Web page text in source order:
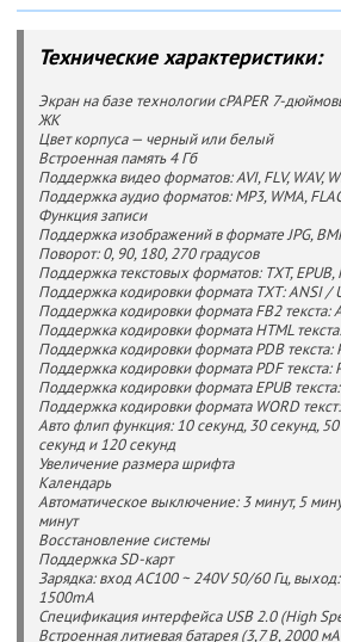
Технические характеристики:
Экран на базе технологии cPAPER 7-
ЖК
Цвет корпуса — черный или белый
Встроенная память 4 Гб
Поддержка видео форматов: AVI, FLV, WAV,
Поддержка аудио форматов: MP3, WMA,
Функция записи
Поддержка изображений в формате JPG,
Поворот: 0, 90, 180, 270 градусов
Поддержка текстовых форматов: TXT, EPUB,
Поддержка кодировки формата TXT: ANSI /
Поддержка кодировки формата FB2 текста:
Поддержка кодировки формата HTML
Поддержка кодировки формата PDB текста:
Поддержка кодировки формата PDF текста:
Поддержка кодировки формата EPUB текста:
Поддержка кодировки формата WORD
Авто флип функция: 10 секунд, 30 секунд,
секунд и 120 секунд
Увеличение размера шрифта
Календарь
Автоматическое выключение: 3 минут, 5
минут
Восстановление системы
Поддержка SD-карт
Зарядка: вход AC100 ~ 240V 50/60 Гц,
1500mA
Спецификация интерфейса USB 2.0 (High
Встроенная литиевая батарея (3,7 В, 2000